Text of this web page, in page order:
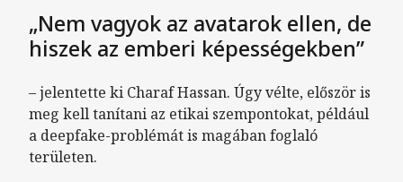
„Nem vagyok az avatarok ellen, de
hiszek az emberi képességekben”
– jelentette ki Charaf Hassan. Úgy vélte, először is
meg kell tanítani az etikai szempontokat, például
a deepfake-problémát is magában foglaló
területen.